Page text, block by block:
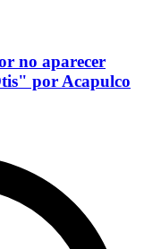
no aparecer
por Acapulco